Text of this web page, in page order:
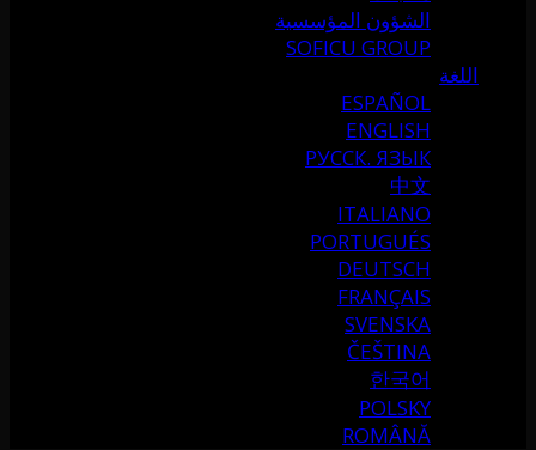
الشؤون المؤسسية
SOFICU GROUP
اللغة
ESPAÑOL
ENGLISH
РУССК. ЯЗЫК
中文
ITALIANO
PORTUGUÉS
DEUTSCH
FRANÇAIS
SVENSKA
ČEŠTINA
한국어
POLSKY
ROMÂNĂ